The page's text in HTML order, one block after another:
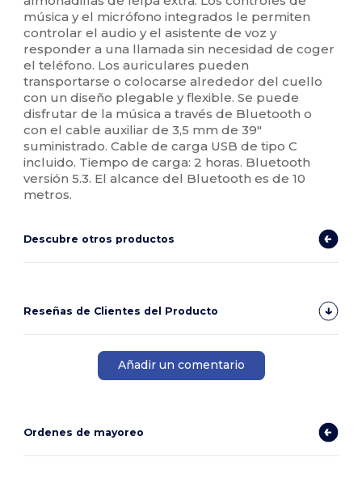
música y el micrófono integrados le permiten
controlar el audio y el asistente de voz y
responder a una llamada sin necesidad de coger
el teléfono. Los auriculares pueden
transportarse o colocarse alrededor del cuello
con un diseño plegable y flexible. Se puede
disfrutar de la música a través de Bluetooth o
con el cable auxiliar de 3,5 mm de 39"
suministrado. Cable de carga USB de tipo C
incluido. Tiempo de carga: 2 horas. Bluetooth
versión 5.3. El alcance del Bluetooth es de 10
metros.
Descubre otros productos
Reseñas de Clientes del Producto
Añadir un comentario
Ordenes de mayoreo